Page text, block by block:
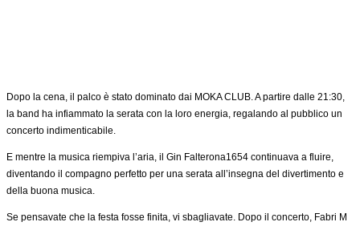
Dopo la cena, il palco è stato dominato dai MOKA CLUB. A partire dalle 21:30,
la band ha infiammato la serata con la loro energia, regalando al pubblico un
concerto indimenticabile.
E mentre la musica riempiva l’aria, il Gin Falterona1654 continuava a fluire,
diventando il compagno perfetto per una serata all’insegna del divertimento e
della buona musica.
Se pensavate che la festa fosse finita, vi sbagliavate. Dopo il concerto, Fabri M